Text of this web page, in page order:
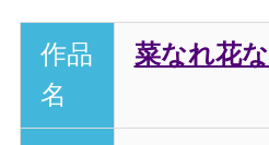
作品
名
菜なれ花